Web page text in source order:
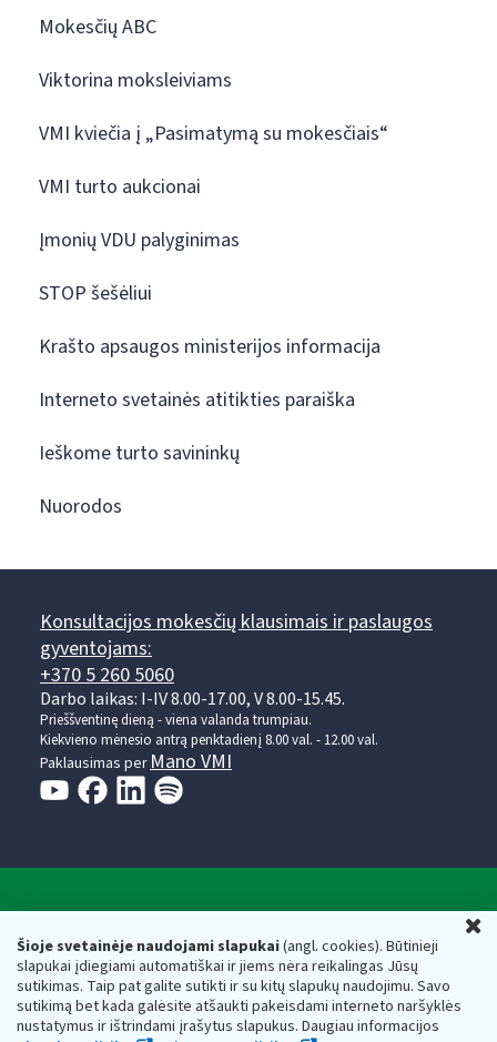
Šioje svetainėje naudojami slapukai(angl. cookies). Būtinieji
slapukai įdiegiami automatiškai ir jiems nėra reikalingas Jūsų
sutikimas. Taip pat galite sutikti ir su kitų slapukų naudojimu. Savo
sutikimą bet kada galėsite atšaukti pakeisdami interneto naršyklės
nustatymus ir ištrindami įrašytus slapukus. Daugiau informacijos
Mokesčių ABC
Viktorina moksleiviams
VMI kviečia į „Pasimatymą su mokesčiais“
VMI turto aukcionai
Įmonių VDU palyginimas
STOP šešėliui
Krašto apsaugos ministerijos informacija
Interneto svetainės atitikties paraiška
Ieškome turto savininkų
Nuorodos
Konsultacijos mokesčių klausimais ir paslaugos
gyventojams:
+370 5 260 5060
Darbo laikas: I-IV 8.00-17.00, V 8.00-15.45.
Prieššventinę dieną - viena valanda trumpiau.
Kiekvieno mėnesio antrą penktadienį 8.00 val. - 12.00 val.
Paklausimas per Mano VMI
Respublikos finansų ministerijos
Biudžetinė įstaiga. Juridinio asmens kodas — 188659752,
adresas: Vasario 16-osios g. 14, 01107 Vilnius, Lietuva, el.paštas:
vmi@vmi.lt, E. pristatymo dėžutės adresas 188659752
Duomenys apie Valstybinę mokesčių inspekciją prie Lietuvos